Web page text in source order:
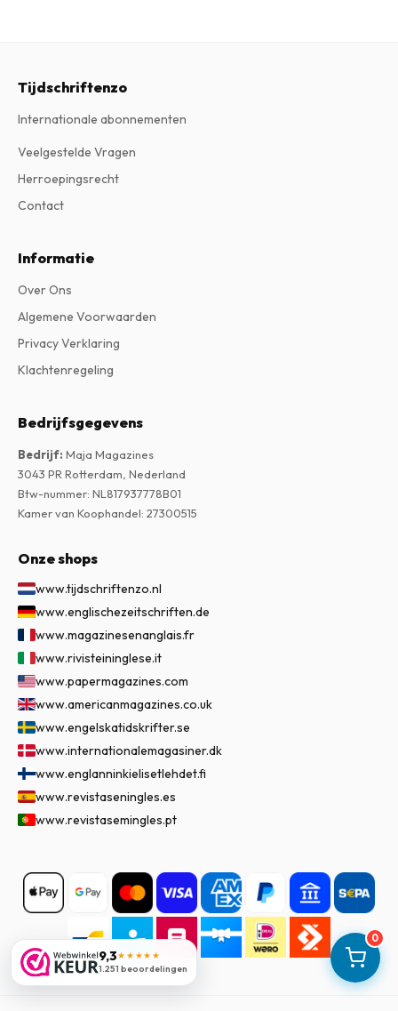
0
9,3★★★★★
1.251 beoordelingen
Tijdschriftenzo
Internationale abonnementen
Veelgestelde Vragen
Herroepingsrecht
Contact
Informatie
Over Ons
Algemene Voorwaarden
Privacy Verklaring
Klachtenregeling
Bedrijfsgegevens
Bedrijf: Maja Magazines
3043 PR Rotterdam, Nederland
Btw-nummer: NL817937778B01
Kamer van Koophandel: 27300515
Onze shops
www.tijdschriftenzo.nl
www.englischezeitschriften.de
www.magazinesenanglais.fr
www.rivisteininglese.it
www.papermagazines.com
www.americanmagazines.co.uk
www.engelskatidskrifter.se
www.internationalemagasiner.dk
www.englanninkielisetlehdet.fi
www.revistaseningles.es
www.revistasemingles.pt